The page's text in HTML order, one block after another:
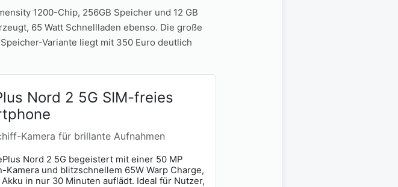
1200-Chip, 256GB Speicher und 12 GB
65 Watt Schnellladen ebenso. Die große
Variante liegt mit 350 Euro deutlich
Nord 2 5G SIM-freies
Kamera für brillante Aufnahmen
Nord 2 5G begeistert mit einer 50 MP
Kamera und blitzschnellem 65W Warp Charge,
in nur 30 Minuten auflädt. Ideal für Nutzer,